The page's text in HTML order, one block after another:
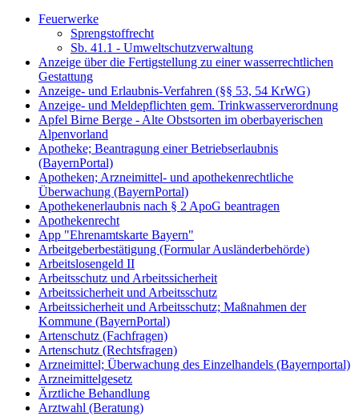
Feuerwerke
Sprengstoffrecht
Sb. 41.1 - Umweltschutzverwaltung
Anzeige über die Fertigstellung zu einer wasserrechtlichen
Gestattung
Anzeige- und Erlaubnis-Verfahren (§§ 53, 54 KrWG)
Anzeige- und Meldepflichten gem. Trinkwasserverordnung
Apfel Birne Berge - Alte Obstsorten im oberbayerischen
Alpenvorland
Apotheke; Beantragung einer Betriebserlaubnis
(BayernPortal)
Apotheken; Arzneimittel- und apothekenrechtliche
Überwachung (BayernPortal)
Apothekenerlaubnis nach § 2 ApoG beantragen
Apothekenrecht
App "Ehrenamtskarte Bayern"
Arbeitgeberbestätigung (Formular Ausländerbehörde)
Arbeitslosengeld II
Arbeitsschutz und Arbeitssicherheit
Arbeitssicherheit und Arbeitsschutz
Arbeitssicherheit und Arbeitsschutz; Maßnahmen der
Kommune (BayernPortal)
Artenschutz (Fachfragen)
Artenschutz (Rechtsfragen)
Arzneimittel; Überwachung des Einzelhandels (Bayernportal)
Arzneimittelgesetz
Ärztliche Behandlung
Arztwahl (Beratung)